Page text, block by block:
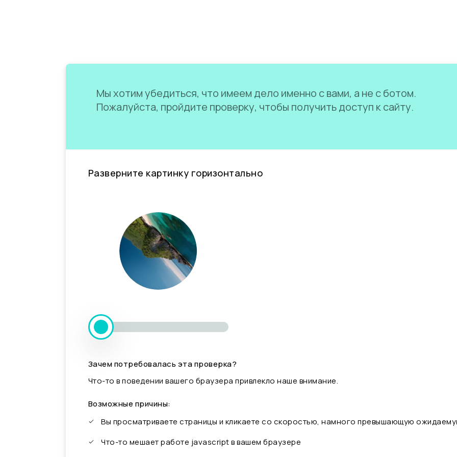
Мы хотим убедиться, что имеем дело именно с вами, а не с ботом.
Пожалуйста, пройдите проверку, чтобы получить доступ к сайту.
Разверните картинку горизонтально
Зачем потребовалась эта проверка?
Что-то в поведении вашего браузера привлекло наше внимание.
Возможные причины:
Вы просматриваете страницы и кликаете со скоростью, намного превышающую
Что-то мешает работе javascript в вашем браузере